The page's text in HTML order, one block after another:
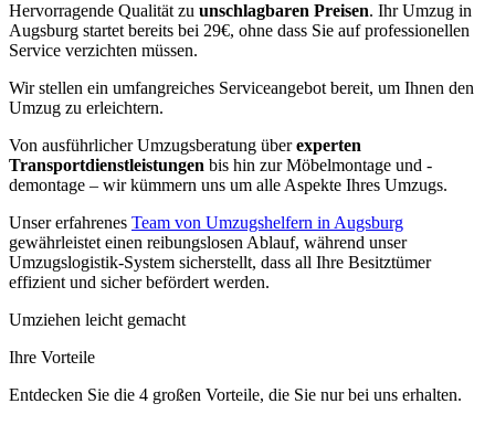
Hervorragende Qualität zu unschlagbaren Preisen. Ihr Umzug in
Augsburg startet bereits bei 29€, ohne dass Sie auf professionellen
Service verzichten müssen.
Wir stellen ein umfangreiches Serviceangebot bereit, um Ihnen den
Umzug zu erleichtern.
Von ausführlicher Umzugsberatung überexperten
Transportdienstleistungen bis hin zur Möbelmontage und -
demontage – wir kümmern uns um alle Aspekte Ihres Umzugs.
Unser erfahrenes Team von Umzugshelfern in Augsburg
gewährleistet einen reibungslosen Ablauf, während unser
Umzugslogistik-System sicherstellt, dass all Ihre Besitztümer
effizient und sicher befördert werden.
Umziehen leicht gemacht
Ihre Vorteile
Entdecken Sie die 4 großen Vorteile, die Sie nur bei uns erhalten.